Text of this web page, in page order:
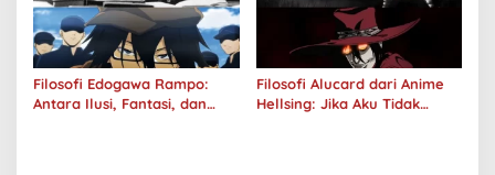
Filosofi Edogawa Rampo:
Antara Ilusi, Fantasi, dan
Filosofi Alucard dari Anime
Hellsing: Jika Aku Tidak